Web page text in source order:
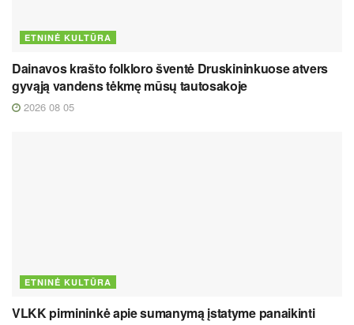
ETNINĖ KULTŪRA
Dainavos krašto folkloro šventė Druskininkuose atvers
gyvąją vandens tėkmę mūsų tautosakoje
2026 08 05
ETNINĖ KULTŪRA
VLKK pirmininkė apie sumanymą įstatyme panaikinti